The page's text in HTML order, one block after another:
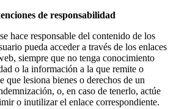
de responsabilidad
hace responsable del contenido de los
pueda acceder a través de los enlaces
siempre que no tenga conocimiento
o la información a la que remite o
que lesiona bienes o derechos de un
o, en caso de tenerlo, actúe
o inutilizar el enlace correspondiente.